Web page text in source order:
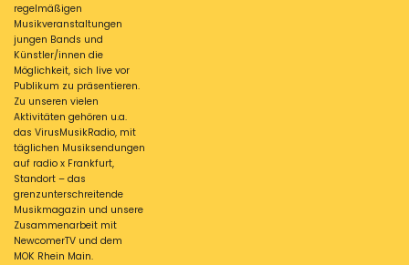
regelmäßigen
Musikveranstaltungen
jungen Bands und
Künstler/innen die
Möglichkeit, sich live vor
Publikum zu präsentieren.
Zu unseren vielen
Aktivitäten gehören u.a.
das VirusMusikRadio, mit
täglichen Musiksendungen
auf radio x Frankfurt,
Standort – das
grenzunterschreitende
Musikmagazin und unsere
Zusammenarbeit mit
NewcomerTV und dem
MOK Rhein Main.